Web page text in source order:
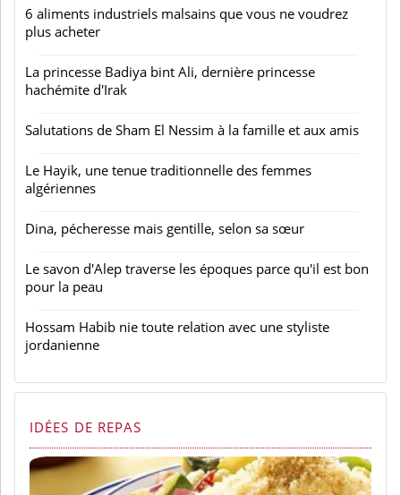
6 aliments industriels malsains que vous ne voudrez
plus acheter
La princesse Badiya bint Ali, dernière princesse
hachémite d'Irak
Salutations de Sham El Nessim à la famille et aux amis
Le Hayik, une tenue traditionnelle des femmes
algériennes
Dina, pécheresse mais gentille, selon sa sœur
Le savon d'Alep traverse les époques parce qu'il est bon
pour la peau
Hossam Habib nie toute relation avec une styliste
jordanienne
IDÉES DE REPAS